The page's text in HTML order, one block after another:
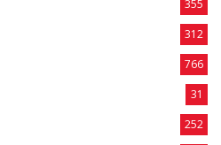
355
312
766
31
252